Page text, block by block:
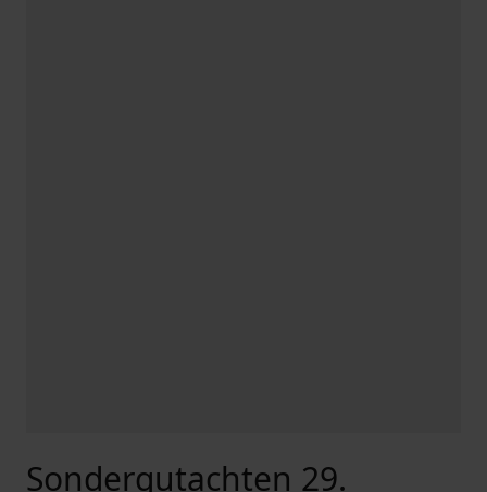
Sondergutachten 29.